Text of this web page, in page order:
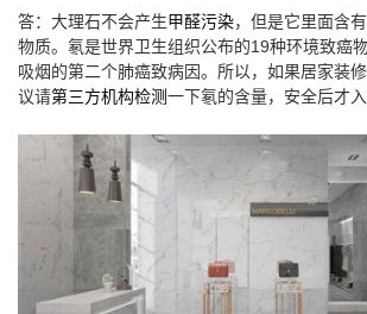
答：大理石不会产生甲醛污染，但是它里面含
物质。氡是世界卫生组织公布的19种环境致癌
吸烟的第二个肺癌致病因。所以，如果居家装
议请第三方机构检测一下氡的含量，安全后才入